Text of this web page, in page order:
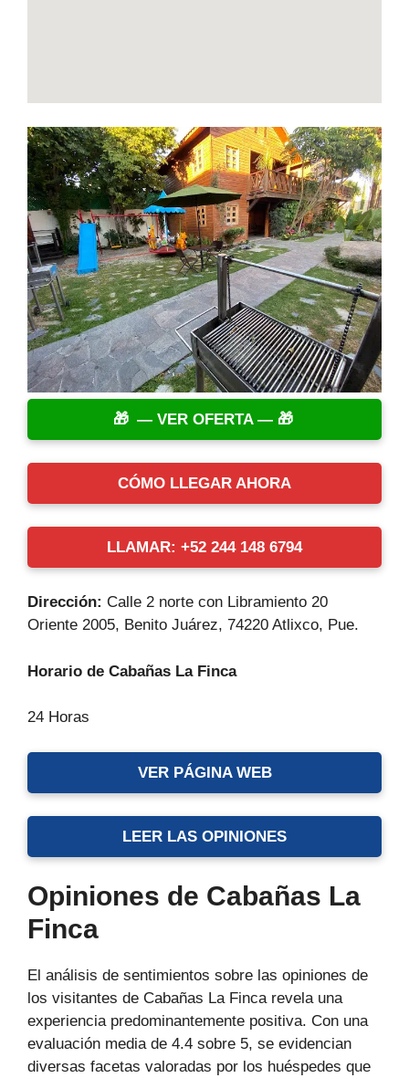
— VER OFERTA —
CÓMO LLEGAR AHORA
LLAMAR: +52 244 148 6794
Dirección: Calle 2 norte con Libramiento 20
Oriente 2005, Benito Juárez, 74220 Atlixco, Pue.
Horario de Cabañas La Finca
24 Horas
VER PÁGINA WEB
LEER LAS OPINIONES
Opiniones de Cabañas La
Finca
El análisis de sentimientos sobre las opiniones de
los visitantes de Cabañas La Finca revela una
experiencia predominantemente positiva. Con una
evaluación media de 4.4 sobre 5, se evidencian
diversas facetas valoradas por los huéspedes que